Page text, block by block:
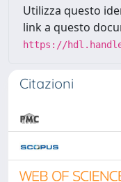
Utilizza questo
link a questo
https://
Citazioni